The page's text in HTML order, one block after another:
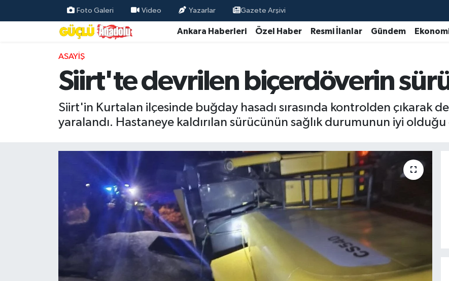
Foto Galeri Video Yazarlar Gazete Arşivi
Ankara Haberleri Özel Haber Resmi İlanlar Gündem
ASAYIŞ
Siirt'te devrilen biçerdöverin
Siirt'in Kurtalan ilçesinde buğday hasadı sırasında kontrolden çıkarak
yaralandı. Hastaneye kaldırılan sürücünün sağlık durumunun iyi
Özel Haber
Resmi İlanlar